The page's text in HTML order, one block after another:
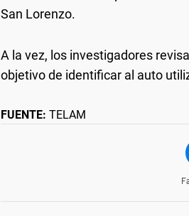
San Lorenzo.
A la vez, los investigadores
objetivo de identificar al auto
FUENTE: TELAM